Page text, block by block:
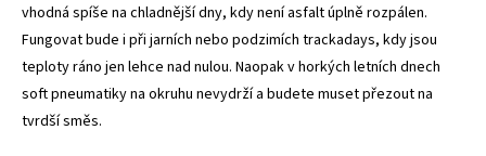
vhodná spíše na chladnější dny, kdy není asfalt úplně rozpálen.
Fungovat bude i při jarních nebo podzimích trackadays, kdy jsou
teploty ráno jen lehce nad nulou. Naopak v horkých letních dnech
soft pneumatiky na okruhu nevydrží a budete muset přezout na
tvrdší směs.